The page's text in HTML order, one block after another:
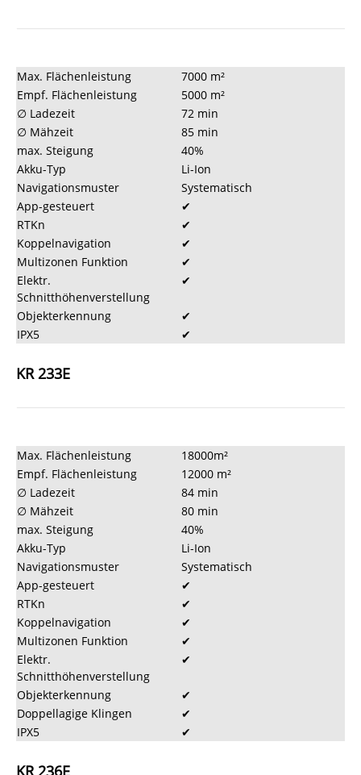
Max. Flächenleistung
7000 m²
Empf. Flächenleistung
5000 m²
∅ Ladezeit
72 min
∅ Mähzeit
85 min
max. Steigung
40%
Akku-Typ
Li-Ion
Navigationsmuster
Systematisch
App-gesteuert
✔
RTKn
✔
Koppelnavigation
✔
Multizonen Funktion
✔
Elektr.
Schnitthöhenverstellung
✔
Objekterkennung
✔
IPX5
✔
KR 233E
Max. Flächenleistung
18000m²
Empf. Flächenleistung
12000 m²
∅ Ladezeit
84 min
∅ Mähzeit
80 min
max. Steigung
40%
Akku-Typ
Li-Ion
Navigationsmuster
Systematisch
App-gesteuert
✔
RTKn
✔
Koppelnavigation
✔
Multizonen Funktion
✔
Elektr.
Schnitthöhenverstellung
✔
Objekterkennung
✔
Doppellagige Klingen
✔
IPX5
✔
KR 236E